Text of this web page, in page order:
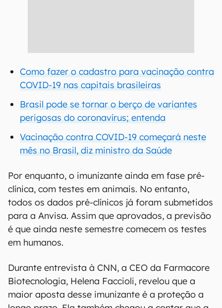
Como fazer o cadastro para vacinação contra
COVID-19 nas capitais brasileiras
Brasil pode se tornar o berço de variantes
perigosas do coronavírus; entenda
Vacinação contra COVID-19 começará neste
mês no Brasil, diz ministro da Saúde
Por enquanto, o imunizante ainda em fase pré-
clínica, com testes em animais. No entanto,
todos os dados pré-clínicos já foram submetidos
para a Anvisa. Assim que aprovados, a previsão
é que ainda neste semestre comecem os testes
em humanos.
Durante entrevista à CNN, a CEO da Farmacore
Biotecnologia, Helena Faccioli, revelou que a
maior aposta desse imunizante é a proteção a